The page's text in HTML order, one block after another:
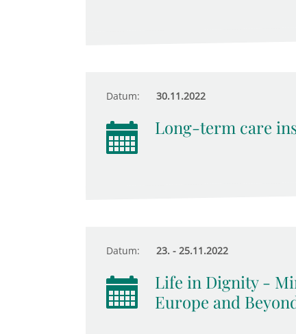
Datum: 30.11.2022
Long-term care
Datum: 23. - 25.11.2022
Life in Dignity -
Europe and